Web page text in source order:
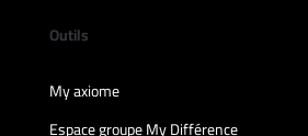
Outils
My axiome
Espace groupe My Différence